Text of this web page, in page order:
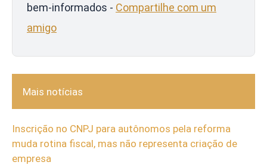
bem-informados - Compartilhe com um
amigo
Mais notícias
Inscrição no CNPJ para autônomos pela reforma
muda rotina fiscal, mas não representa criação de
empresa